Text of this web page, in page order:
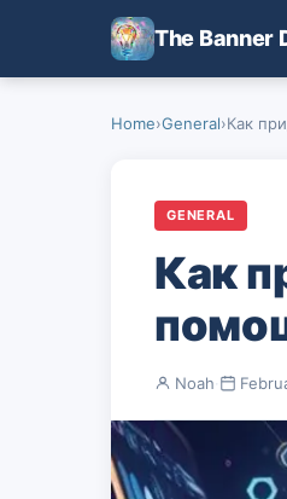
Skip to main content
The Banner
Home›General›Как
GENERAL
Как
Noah